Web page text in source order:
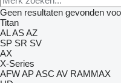
Geen resultaten gevonden
Titan
ALASAZ
SP SR SV
AX
X-Series
AFWAPASC AV RAMMAX